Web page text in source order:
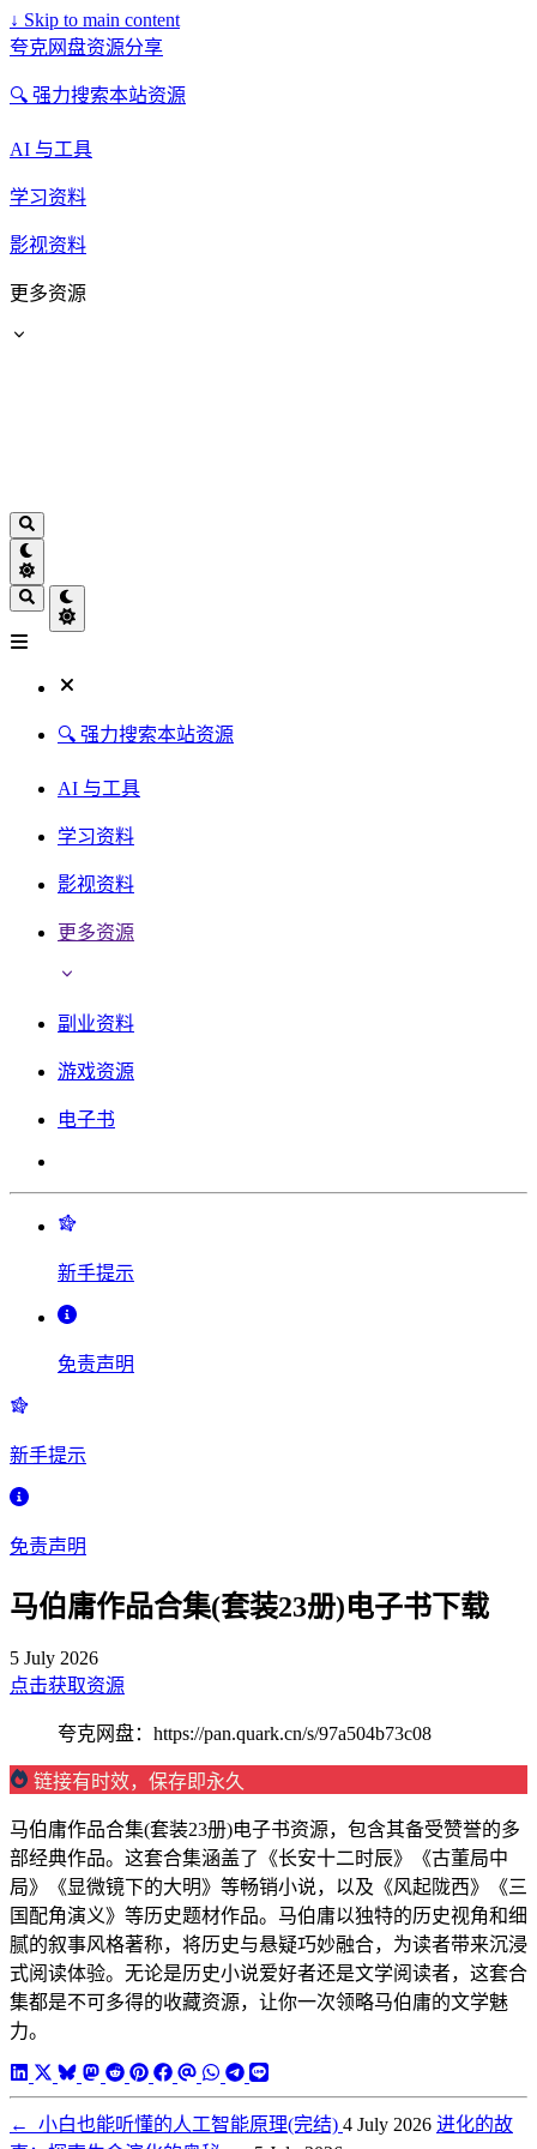
↓ Skip to main content
夸克网盘资源分享
🔍 强力搜索本站资源
AI 与工具
学习资料
影视资料
更多资源
🔍 强力搜索本站资源
AI 与工具
学习资料
影视资料
更多资源
副业资料
游戏资源
电子书
新手提示
免责声明
新手提示
免责声明
马伯庸作品合集(套装23册)电子书下载
5 July 2026
点击获取资源
夸克网盘：https://pan.quark.cn/s/97a504b73c08
链接有时效，保存即永久
马伯庸作品合集(套装23册)电子书资源，包含其备受赞誉的多
部经典作品。这套合集涵盖了《长安十二时辰》《古董局中
局》《显微镜下的大明》等畅销小说，以及《风起陇西》《三
国配角演义》等历史题材作品。马伯庸以独特的历史视角和细
腻的叙事风格著称，将历史与悬疑巧妙融合，为读者带来沉浸
式阅读体验。无论是历史小说爱好者还是文学阅读者，这套合
集都是不可多得的收藏资源，让你一次领略马伯庸的文学魅
力。
← 小白也能听懂的人工智能原理(完结) 4 July 2026 进化的故